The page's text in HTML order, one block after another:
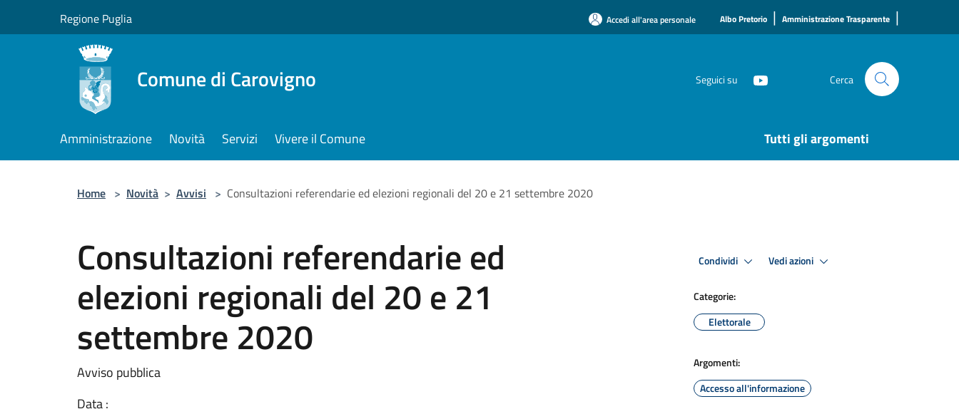
Regione Puglia Accedi all'area personale Albo Pretorio | Amministrazione Trasparente |
Comune di Carovigno Seguici su Cerca
Amministrazione Novità Servizi Vivere il Comune Tutti gli argomenti
Home > Novità > Avvisi > Consultazioni referendarie ed elezioni regionali del 20 e 21 settembre 2020
Consultazioni referendarie ed
elezioni regionali del 20 e 21
settembre 2020
Avviso pubblica
Data :
Condividi Vedi azioni
Categorie:
Elettorale
Argomenti:
Accesso all'informazione